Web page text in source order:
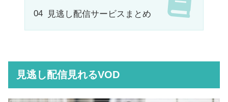
見逃し配信サービスまとめ
見逃し配信見れるVOD